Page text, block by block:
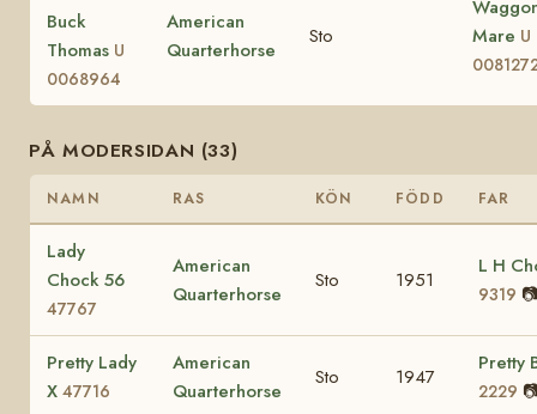
Buck
Thomas U
0068964
American
Quarterhorse
Sto
Mare U
PÅ MODERSIDAN (33)
NAMN RAS KÖN FÖDD FAR
Lady
Chock 56
47767
American
Quarterhorse
Sto 1951
L H
9319
Pretty Lady
X 47716
American
Quarterhorse
Sto 1947
Pretty
2229